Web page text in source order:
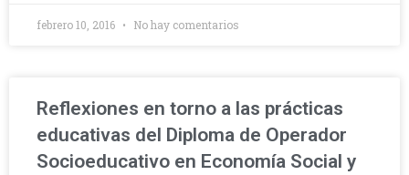
febrero 10, 2016 No hay comentarios
Reflexiones en torno a las prácticas
educativas del Diploma de Operador
Socioeducativo en Economía Social y